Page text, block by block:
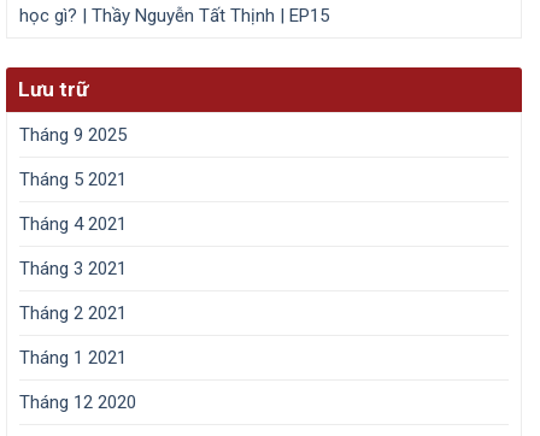
học gì? | Thầy Nguyễn Tất Thịnh | EP15
Lưu trữ
Tháng 9 2025
Tháng 5 2021
Tháng 4 2021
Tháng 3 2021
Tháng 2 2021
Tháng 1 2021
Tháng 12 2020